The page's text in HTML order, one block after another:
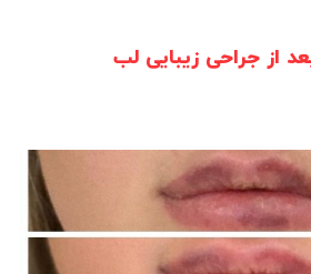
از جراحی زیبایی لب